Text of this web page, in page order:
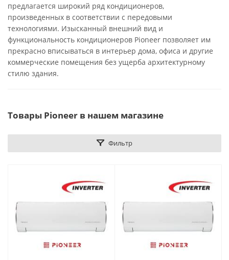
предлагается широкий ряд кондиционеров,
произведенных в соответствии с передовыми
технологиями. Изысканный внешний вид и
функциональность кондиционеров Pioneer позволяет им
прекрасно вписываться в интерьер дома, офиса и другие
коммерческие помещения без ущерба архитектурному
стилю здания.
Товары Pioneer в нашем магазине
Фильтр